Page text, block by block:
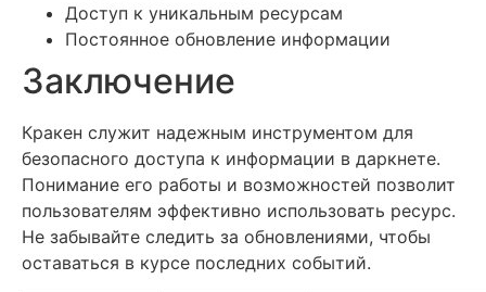
Доступ к уникальным ресурсам
Постоянное обновление информации
Заключение
Кракен служит надежным инструментом для
безопасного доступа к информации в даркнете.
Понимание его работы и возможностей позволит
пользователям эффективно использовать ресурс.
Не забывайте следить за обновлениями, чтобы
оставаться в курсе последних событий.